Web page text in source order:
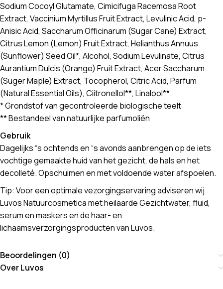
Sodium Cocoyl Glutamate, Cimicifuga Racemosa Root
Extract, Vaccinium Myrtillus Fruit Extract, Levulinic Acid, p-
Anisic Acid, Saccharum Officinarum (Sugar Cane) Extract,
Citrus Lemon (Lemon) Fruit Extract, Helianthus Annuus
(Sunflower) Seed Oil*, Alcohol, Sodium Levulinate, Citrus
Aurantium Dulcis (Orange) Fruit Extract, Acer Saccharum
(Suger Maple) Extract, Tocopherol, Citric Acid, Parfum
(Natural Essential Oils), Ciitronellol**, Linalool**.
* Grondstof van gecontroleerde biologische teelt
** Bestandeel van natuurlijke parfumoliën
Gebruik
Dagelijks “s ochtends en “s avonds aanbrengen op de iets
vochtige gemaakte huid van het gezicht, de hals en het
decolleté. Opschuimen en met voldoende water afspoelen.
Tip: Voor een optimale vezorgingservaring adviseren wij
Luvos Natuurcosmetica met heilaarde Gezichtwater, fluid,
serum en maskers en de haar- en
lichaamsverzorgingsproducten van Luvos.
Beoordelingen (0)
Over Luvos